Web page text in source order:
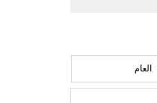
العام